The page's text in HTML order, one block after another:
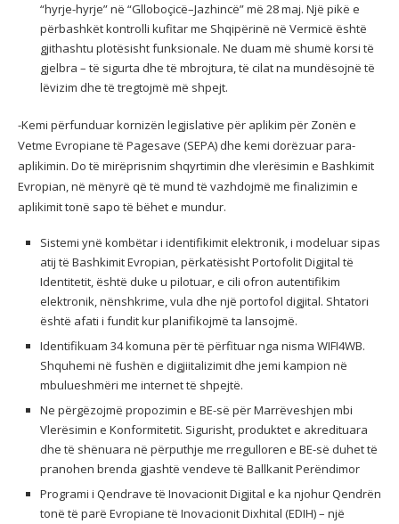
“hyrje-hyrje” në “Glloboçicë–Jazhincë” më 28 maj. Një pikë e
përbashkët kontrolli kufitar me Shqipërinë në Vermicë është
gjithashtu plotësisht funksionale. Ne duam më shumë korsi të
gjelbra – të sigurta dhe të mbrojtura, të cilat na mundësojnë të
lëvizim dhe të tregtojmë më shpejt.
-Kemi përfunduar kornizën legjislative për aplikim për Zonën e
Vetme Evropiane të Pagesave (SEPA) dhe kemi dorëzuar para-
aplikimin. Do të mirëprisnim shqyrtimin dhe vlerësimin e Bashkimit
Evropian, në mënyrë që të mund të vazhdojmë me finalizimin e
aplikimit tonë sapo të bëhet e mundur.
Sistemi ynë kombëtar i identifikimit elektronik, i modeluar sipas
atij të Bashkimit Evropian, përkatësisht Portofolit Digjital të
Identitetit, është duke u pilotuar, e cili ofron autentifikim
elektronik, nënshkrime, vula dhe një portofol digjital. Shtatori
është afati i fundit kur planifikojmë ta lansojmë.
Identifikuam 34 komuna për të përfituar nga nisma WIFI4WB.
Shquhemi në fushën e digjiitalizimit dhe jemi kampion në
mbulueshmëri me internet të shpejtë.
Ne përgëzojmë propozimin e BE-së për Marrëveshjen mbi
Vlerësimin e Konformitetit. Sigurisht, produktet e akredituara
dhe të shënuara në përputhje me rregulloren e BE-së duhet të
pranohen brenda gjashtë vendeve të Ballkanit Perëndimor
Programi i Qendrave të Inovacionit Digjital e ka njohur Qendrën
tonë të parë Evropiane të Inovacionit Dixhital (EDIH) – një